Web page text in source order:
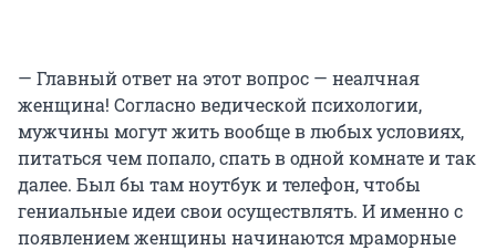
— Главный ответ на этот вопрос — неалчная
женщина! Согласно ведической психологии,
мужчины могут жить вообще в любых условиях,
питаться чем попало, спать в одной комнате и так
далее. Был бы там ноутбук и телефон, чтобы
гениальные идеи свои осуществлять. И именно с
появлением женщины начинаются мраморные